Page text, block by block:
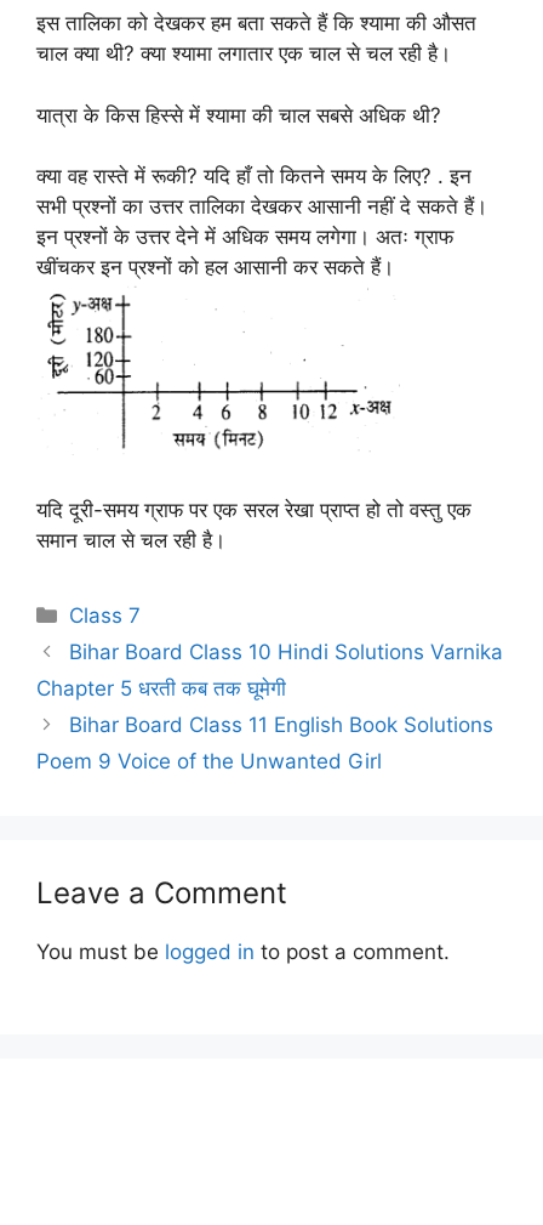
इस तालिका को देखकर हम बता सकते हैं कि श्यामा की औसत
चाल क्या थी? क्या श्यामा लगातार एक चाल से चल रही है।
यात्रा के किस हिस्से में श्यामा की चाल सबसे अधिक थी?
क्या वह रास्ते में रूकी? यदि हाँ तो कितने समय के लिए? . इन
सभी प्रश्नों का उत्तर तालिका देखकर आसानी नहीं दे सकते हैं।
इन प्रश्नों के उत्तर देने में अधिक समय लगेगा। अतः ग्राफ
खींचकर इन प्रश्नों को हल आसानी कर सकते हैं।
यदि दूरी-समय ग्राफ पर एक सरल रेखा प्राप्त हो तो वस्तु एक
समान चाल से चल रही है।
Categories
Class 7
Bihar Board Class 10 Hindi Solutions Varnika
Chapter 5 धरती कब तक घूमेगी
Bihar Board Class 11 English Book Solutions
Poem 9 Voice of the Unwanted Girl
Leave a Comment
You must be logged in to post a comment.